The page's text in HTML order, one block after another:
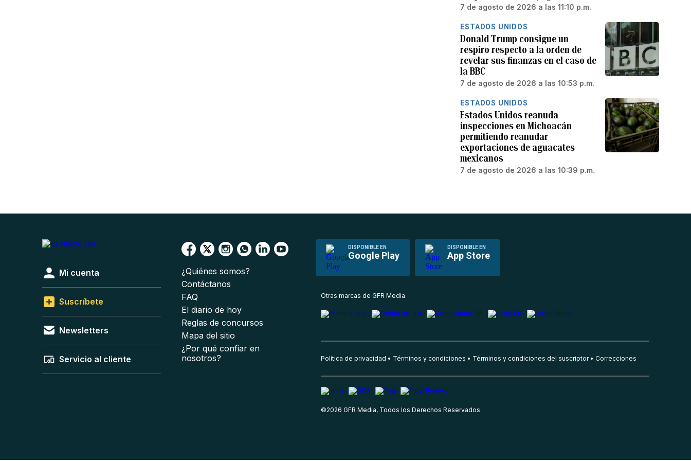
7 de agosto de 2026 a las 11:10 p.m.
ESTADOS UNIDOS
Donald Trump consigue un
respiro respecto a la orden de
revelar sus finanzas en el caso de
la BBC
7 de agosto de 2026 a las 10:53 p.m.
ESTADOS UNIDOS
Estados Unidos reanuda
inspecciones en Michoacán
permitiendo reanudar
exportaciones de aguacates
mexicanos
7 de agosto de 2026 a las 10:39 p.m.
DISPONIBLE EN
Google Play
DISPONIBLE EN
App Store
Mi cuenta
Suscríbete
Newsletters
Servicio al cliente
¿Quiénes somos?
Contáctanos
FAQ
El diario de hoy
Reglas de concursos
Mapa del sitio
¿Por qué confiar en
nosotros?
Otras marcas de GFR Media
Política de privacidad Términos y condiciones Términos y condiciones del suscriptor Correcciones
©2026 GFR Media, Todos los Derechos Reservados.